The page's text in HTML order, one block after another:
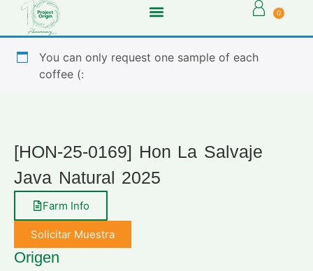
0
You can only request one sample of each
coffee (:
[HON-25-0169] Hon La Salvaje
Java Natural 2025
Farm Info
Solicitar Muestra
Origen